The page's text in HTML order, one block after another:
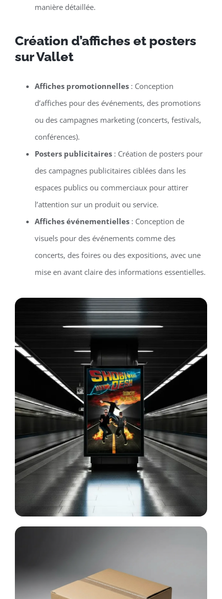
manière détaillée.
Création d’affiches et posters
sur Vallet
Affiches promotionnelles: Conception
d’affiches pour des événements, des promotions
ou des campagnes marketing (concerts, festivals,
conférences).
Posters publicitaires: Création de posters pour
des campagnes publicitaires ciblées dans les
espaces publics ou commerciaux pour attirer
l’attention sur un produit ou service.
Affiches événementielles: Conception de
visuels pour des événements comme des
concerts, des foires ou des expositions, avec une
mise en avant claire des informations essentielles.